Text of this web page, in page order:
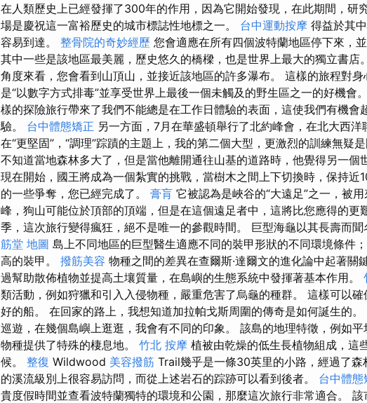
在人類歷史上已經發揮了300年的作用，因為它開始發現，在此期間，研
場是慶祝這一富裕歷史的城市標誌性地標之一。 台中運動按摩 得益於其
容易到達。 整骨院的奇妙經歷 您會適應在所有四個波特蘭地區停下來，
其中一些是該地區最美麗，歷史悠久的橋樑，也是世界上最大的獨立書店。
角度來看，您會看到山頂山，並接近該地區的許多瀑布。 這樣的旅程對
是“以數字方式排毒”並享受世界上最後一個未觸及的野生區之一的好機會。
樣的探險旅行帶來了我們不能總是在工作日體驗的表面，這使我們有機會
驗。 台中體態矯正 另一方面，7月在華盛頓舉行了北約峰會，在北大西洋
在“更堅固”，“調理”踪蹟的主題上，我的第二個大型，更激烈的訓練無疑
不知道當地森林多大了，但是當他離開通往山基的道路時，他覺得另一個
現在開始，國王將成為一個紮實的挑戰，當樹木之間上下切換時，保持
的一些爭奪，您已經完成了。 膏肓 它被認為是峽谷的“大遠足”之一，被
峰，狗山可能位於頂部的頂端，但是在這個遠足者中，這將比您應得的更
季，這次旅行變得瘋狂，絕不是唯一的參觀時間。 巨型海龜以其長壽而聞
筋堂 地圖 島上不同地區的巨型醫生適應不同的裝甲形狀的不同環境條件
高的裝甲。 撥筋美容 物種之間的差異在查爾斯·達爾文的進化論中起著關
過幫助散佈植物並提高土壤質量，在島嶼的生態系統中發揮著基本作用。
類活動，例如狩獵和引入入侵物種，嚴重危害了烏龜的種群。 這樣可以
好的船。 在回家的路上，我想知道加拉帕戈斯周圍的傳奇是如何誕生的
巡遊，在幾個島嶼上逛逛，我會有不同的印象。 該島的地理特徵，例如
物種提供了特殊的棲息地。 竹北 按摩 植被由乾燥的低生長植物組成，這
候。 整復 Wildwood 美容撥筋 Trail幾乎是一條30英里的小路，經過了
的溪流級別上很容易訪問，而從上述岩石的踪跡可以看到後者。 台中體態
貴度假時間並查看波特蘭獨特的環境和公園，那麼這次旅行非常適合。